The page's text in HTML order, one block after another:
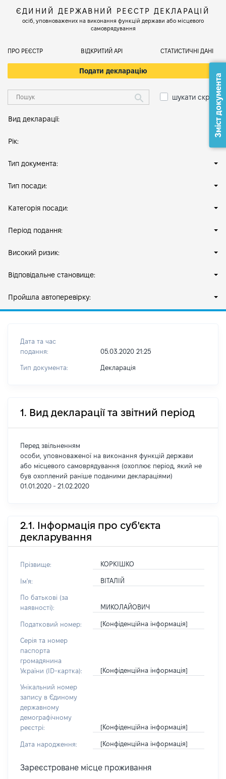
ЄДИНИЙ ДЕРЖАВНИЙ РЕЄСТР ДЕКЛАРАЦІЙ
осіб, уповноважених на виконання функцій держави або місцевого
самоврядування
ПРО РЕЄСТР ВІДКРИТИЙ АРІ СТАТИСТИЧНІ ДАНІ
Подати декларацію
шукати скрізь
Вид декларації:
Рік:
Тип документа:
Тип посади:
Категорія посади:
Період подання:
Високий ризик:
Відповідальне становище:
Пройшла автоперевірку:
Дата та час
подання:
05.03.2020 21:25
Тип документа: Декларація
1. Вид декларації та звітний період
Перед звільненням
особи, уповноваженої на виконання функцій держави
або місцевого самоврядування (охоплює період, який не
був охоплений раніше поданими деклараціями)
01.01.2020 - 21.02.2020
2.1. Інформація про суб'єкта
декларування
Прізвище: КОРКІШКО
Ім'я: ВІТАЛІЙ
По батькові (за
наявності):
МИКОЛАЙОВИЧ
Податковий номер: [Конфіденційна інформація]
Серія та номер
паспорта
громадянина
України (ID-картка):
[Конфіденційна інформація]
Унікальний номер
запису в Єдиному
державному
демографічному
реєстрі:
[Конфіденційна інформація]
Дата народження: [Конфіденційна інформація]
Зареєстроване місце проживання
Зміст документа